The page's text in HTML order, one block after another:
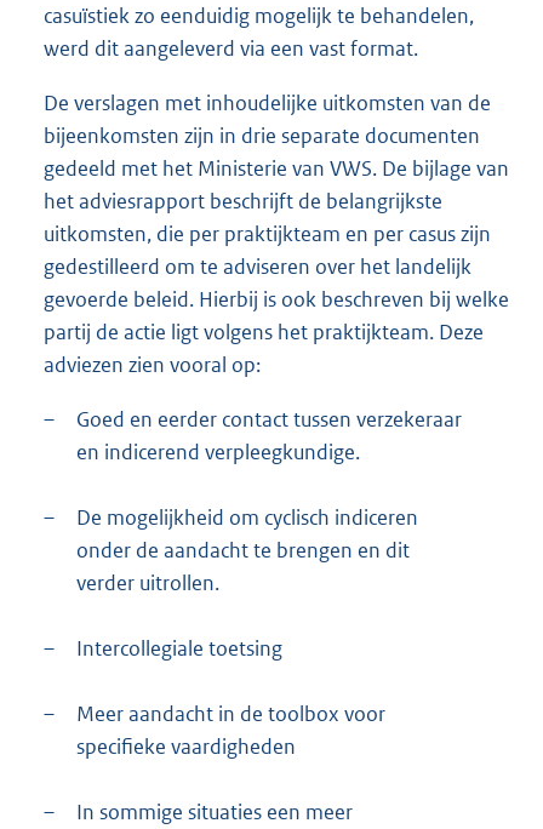
casuïstiek zo eenduidig mogelijk te behandelen,
werd dit aangeleverd via een vast format.
De verslagen met inhoudelijke uitkomsten van de
bijeenkomsten zijn in drie separate documenten
gedeeld met het Ministerie van VWS. De bijlage van
het adviesrapport beschrijft de belangrijkste
uitkomsten, die per praktijkteam en per casus zijn
gedestilleerd om te adviseren over het landelijk
gevoerde beleid. Hierbij is ook beschreven bij welke
partij de actie ligt volgens het praktijkteam. Deze
adviezen zien vooral op:
–
Goed en eerder contact tussen verzekeraar
en indicerend verpleegkundige.
–
De mogelijkheid om cyclisch indiceren
onder de aandacht te brengen en dit
verder uitrollen.
– Intercollegiale toetsing
–
Meer aandacht in de toolbox voor
specifieke vaardigheden
–
In sommige situaties een meer